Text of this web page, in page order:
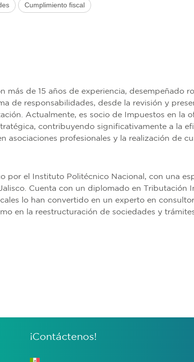
Cumplimiento fiscal
más de 15 años de experiencia, desempeñado
de responsabilidades, desde la revisión y
Actualmente, es socio de Impuestos en la
contribuyendo significativamente a la
asociaciones profesionales y la realización de
por el Instituto Politécnico Nacional, con una
Cuenta con un diplomado en Tributación
lo han convertido en un experto en
en la reestructuración de sociedades y
¡Contáctenos!